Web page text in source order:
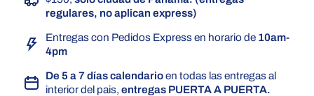
regulares, no aplican express)
Entregas con Pedidos Express en horario de 10am-
4pm
De 5 a 7 días calendarioen todas las entregas al
interior del pais, entregas PUERTA A PUERTA.